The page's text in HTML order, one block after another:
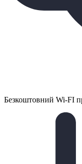
Безкоштовний Wi-FI